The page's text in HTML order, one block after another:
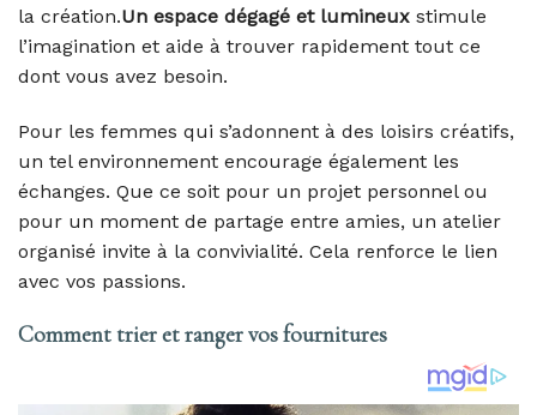
la création.Un espace dégagé et lumineux stimule
l’imagination et aide à trouver rapidement tout ce
dont vous avez besoin.
Pour les femmes qui s’adonnent à des loisirs créatifs,
un tel environnement encourage également les
échanges. Que ce soit pour un projet personnel ou
pour un moment de partage entre amies, un atelier
organisé invite à la convivialité. Cela renforce le lien
avec vos passions.
Comment trier et ranger vos fournitures